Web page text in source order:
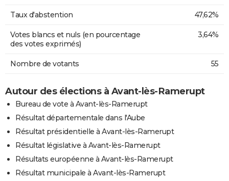
Taux d'abstention 47,62%
Votes blancs et nuls (en pourcentage
des votes exprimés)
3,64%
Nombre de votants 55
Autour des élections à Avant-lès-Ramerupt
Bureau de vote à Avant-lès-Ramerupt
Résultat départementale dans l'Aube
Résultat présidentielle à Avant-lès-Ramerupt
Résultat législative à Avant-lès-Ramerupt
Résultats européenne à Avant-lès-Ramerupt
Résultat municipale à Avant-lès-Ramerupt